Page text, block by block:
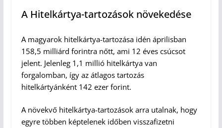
A Hitelkártya-tartozások növekedése
A magyarok hitelkártya-tartozása idén áprilisban
158,5 milliárd forintra nőtt, ami 12 éves csúcsot
jelent. Jelenleg 1,1 millió hitelkártya van
forgalomban, így az átlagos tartozás
hitelkártyánként 142 ezer forint.
A növekvő hitelkártya-tartozások arra utalnak, hogy
egyre többen képtelenek időben visszafizetni